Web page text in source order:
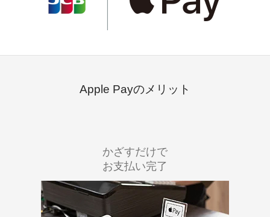
Apple Payのメリット
かざすだけで
お支払い完了